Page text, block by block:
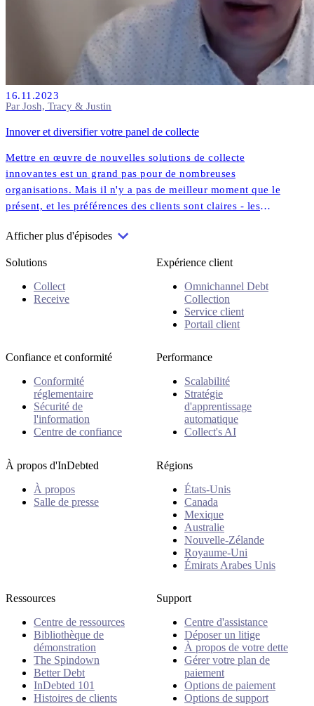
16.11.2023
Par Josh, Tracy & Justin
Innover et diversifier votre panel de collecte
Mettre en œuvre de nouvelles solutions de collecte
innovantes est un grand pas pour de nombreuses
organisations. Mais il n'y a pas de meilleur moment que le
présent, et les préférences des clients sont claires - les
Afficher plus d'épisodes
Solutions
Collect
Receive
Expérience client
Omnichannel Debt
Collection
Service client
Portail client
Confiance et conformité
Conformité
réglementaire
Sécurité de
l'information
Centre de confiance
Performance
Scalabilité
Stratégie
d'apprentissage
automatique
Collect's AI
À propos d'InDebted
À propos
Salle de presse
Régions
États-Unis
Canada
Mexique
Australie
Nouvelle-Zélande
Royaume-Uni
Émirats Arabes Unis
Ressources
Centre de ressources
Bibliothèque de
démonstration
The Spindown
Better Debt
InDebted 101
Histoires de clients
Support
Centre d'assistance
Déposer un litige
À propos de votre dette
Gérer votre plan de
paiement
Options de paiement
Options de support